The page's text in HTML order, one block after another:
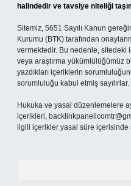
halindedir ve tavsiye niteliği
Sitemiz, 5651 Sayılı Kanun
Kurumu (BTK) tarafından
vermektedir. Bu nedenle, sitedeki
veya araştırma yükümlülüğümüz
yazdıkları içeriklerin
sorumluluğu kabul etmiş sayılırlar.
Hukuka ve yasal düzenlemelere
içerikleri,
ilgili içerikler yasal süre içerisinde